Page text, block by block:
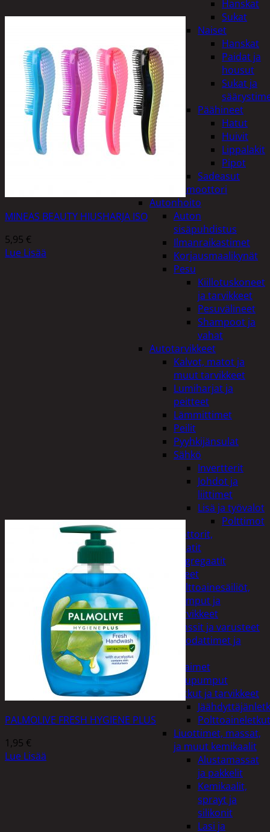
Hanskat
Sukat
Naiset
Hanskat
Paidat ja
housut
Sukat ja
Päähineet
Hatut
Huivit
Lippalakit
Pipot
Sadeasut
Auto, vene ja moottori
Autonhoito
Auton
sisäpuhdistus
Ilmanraikastimet
Korjausmaalikynät
Pesu
Kiillotuskoneet
ja tarvikkeet
Pesuvälineet
Shampoot ja
vahat
Autotarvikkeet
Kalvot, matot ja
muut tarvikkeet
Lumiharjat ja
peitteet
Lämmittimet
Peilit
Pyyhkijänsulat
Sähkö
Invertterit
Johdot ja
liittimet
Lisä ja työvalot
Polttimot
Irtomoottorit,
aggregaatit
Aggregaatit
Lisälaitteet
Polttoainesäiliöt,
pumput ja
tarvikkeet
Vinssit ja varusteet
Öljyt, suodattimet ja
nesteet
Avaimet
Imupumput
Letkut ja tarvikkeet
Polttoaineletkut
Liuottimet, massat,
ja muut kemikaalit
Alustamassat
ja pakkelit
Kemikaalit,
sprayt ja
silikonit
Lasi ja
MINEAS BEAUTY HIUSHARJA ISO
5,95 €
Lue Lisää
PALMOLIVE FRESH HYGIENE PLUS
1,95 €
Lue Lisää